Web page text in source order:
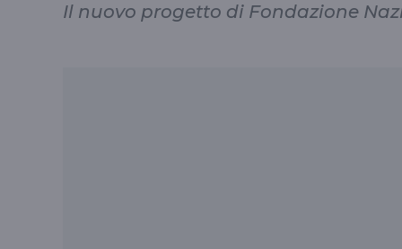
Il nuovo progetto di Fondazione